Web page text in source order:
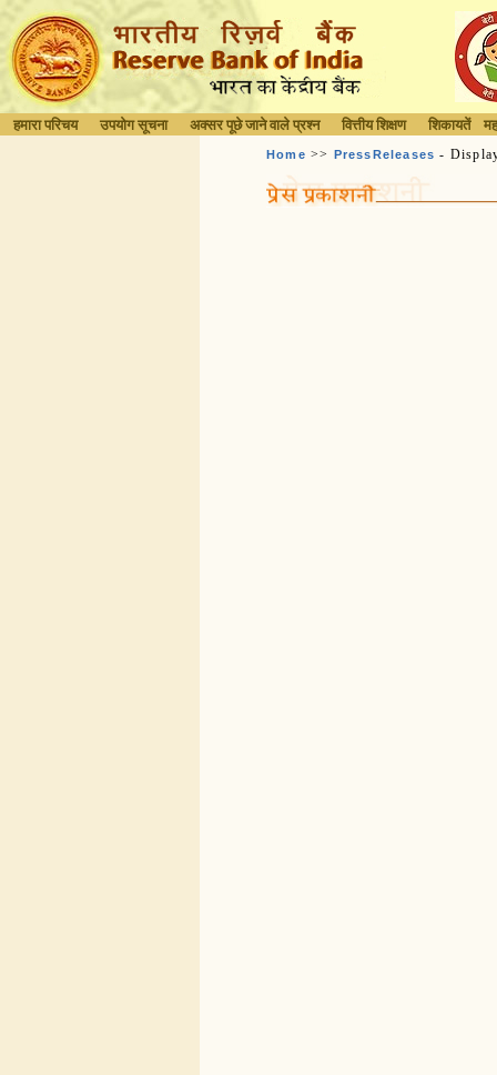
हमारा परिचय उपयोग सूचना अक्सर पूछे जाने वाले प्रश्न वित्तीय शिक्षण शिकायतें
Home >> PressReleases -